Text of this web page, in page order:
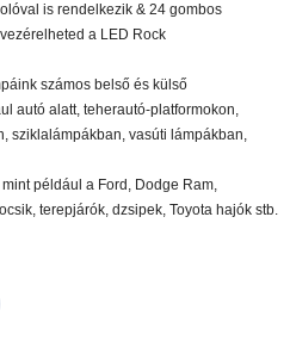
is rendelkezik & 24 gombos
a LED Rock
számos belső és külső
autó alatt, teherautó-platformokon,
sziklalámpákban, vasúti lámpákban,
például a Ford, Dodge Ram,
terepjárók, dzsipek, Toyota hajók stb.